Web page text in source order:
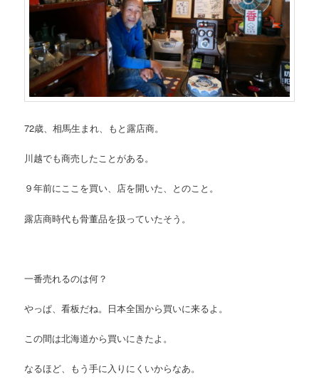
72歳、相馬生まれ、もと露店商。
川越でも商売したことがある。
９年前にここを買い、店を開いた、とのこと。
露店商時代も骨董品を扱っていたそう。
一番売れるのは何？
やっぱ、看板だね。日本全国から買いに来るよ。
この間は北海道から買いにきたよ。
なるほど、もう手に入りにくいからなあ。